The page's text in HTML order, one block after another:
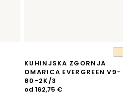
KUHINJSKA ZGORNJA
OMARICA EVERGREEN V9-
80-2K/3
od 162,75 €